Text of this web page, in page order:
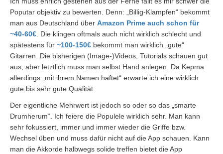
Poputar objektiv zu bewerten. Denn: „Billig-Klampfen“ bekommt
man aus Deutschland über Amazon Prime auch schon für
~40-60€. Die klingen oftmals auch nicht wirklich schlecht und
spätestens für ~100-150€ bekommt man wirklich „gute“
Gitarren. Die bisherigen (Image-)Videos, Tutorials schauen gut
aus, aber letztlich muss man selbst Hand anlegen. Da Kepma
allerdings „mit ihrem Namen haftet“ erwarte ich eine wirklich
gute bis sehr gute Qualität.
Der eigentliche Mehrwert ist jedoch so oder so das „smarte
Drumherum“. Ich feiere die Populele wirklich sehr. Man kann
sehr fokussiert, immer und immer wieder die Griffe bzw.
Wechsel üben und muss dafür nicht auf die App schauen. Kann
man die Akkorde halbwegs solide treffen bietet die App